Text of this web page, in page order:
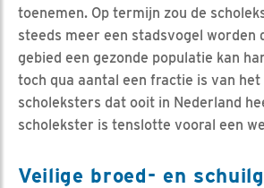
toenemen. Op termijn zou de
steeds meer een stadsvogel worden
gebied een gezonde populatie kan
toch qua aantal een fractie is van het
scholeksters dat ooit in Nederland
scholekster is tenslotte vooral een
Veilige broed- en